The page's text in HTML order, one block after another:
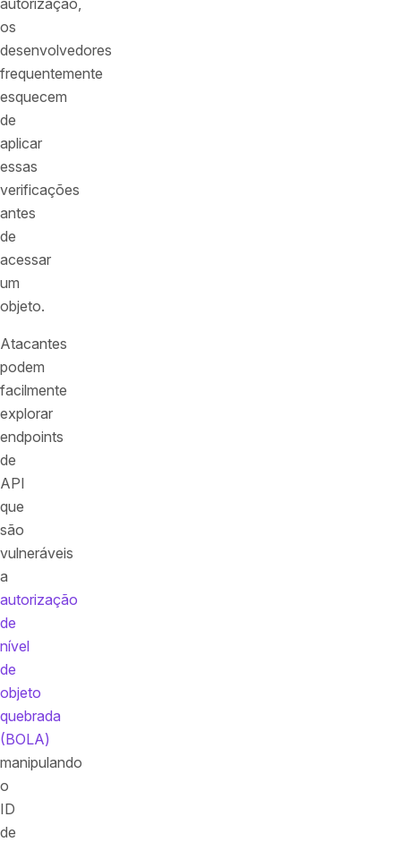
autorização,
os
desenvolvedores
frequentemente
esquecem
de
aplicar
essas
verificações
antes
de
acessar
um
objeto.
Atacantes
podem
facilmente
explorar
endpoints
de
API
que
são
vulneráveis
a
autorização
de
nível
de
objeto
quebrada
(BOLA)
manipulando
o
ID
de